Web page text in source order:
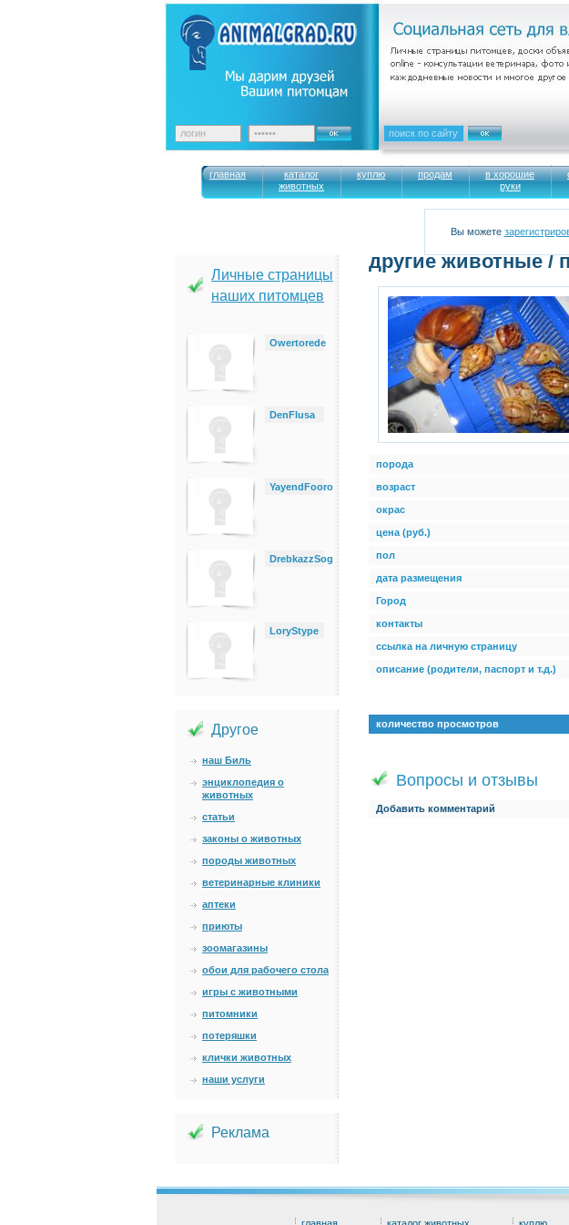
главная
каталог
животных
куплю продам
в хорошие
руки
Вы можете
Личные страницы
наших питомцев
Owertorede
DenFlusa
YayendFooro
DrebkazzSog
LoryStype
Другое
наш Биль
энциклопедия о
животных
статьи
законы о животных
породы животных
ветеринарные клиники
аптеки
приюты
зоомагазины
обои для рабочего стола
игры с животными
питомники
потеряшки
клички животных
наши услуги
Реклама
другие животные /
порода
возраст
окрас
цена (руб.)
пол
дата размещения
Город
контакты
ссылка на личную страницу
описание (родители, паспорт и т.д.)
количество просмотров
Вопросы и отзывы
Добавить комментарий